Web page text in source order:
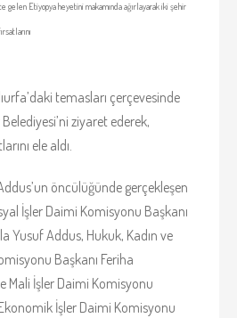
gelen Etiyopya heyetini makamında ağırlayarak iki şehir
temasları çerçevesinde
ziyaret ederek,
ele aldı.
öncülüğünde gerçekleşen
İşler Daimi Komisyonu Başkanı
Yusuf Addus, Hukuk, Kadın ve
Başkanı Feriha
Mali İşler Daimi Komisyonu
İşler Daimi Komisyonu